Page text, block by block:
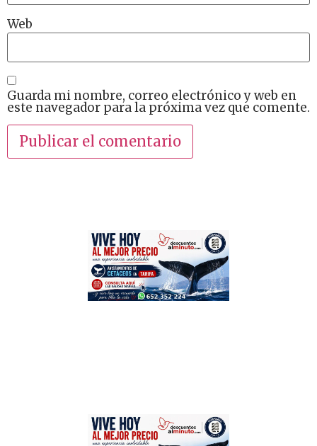
Web
Guarda mi nombre, correo electrónico y web en
este navegador para la próxima vez que comente.